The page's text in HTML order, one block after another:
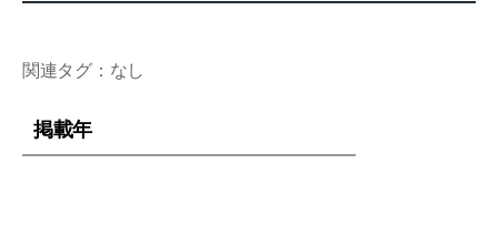
関連タグ：なし
掲載年